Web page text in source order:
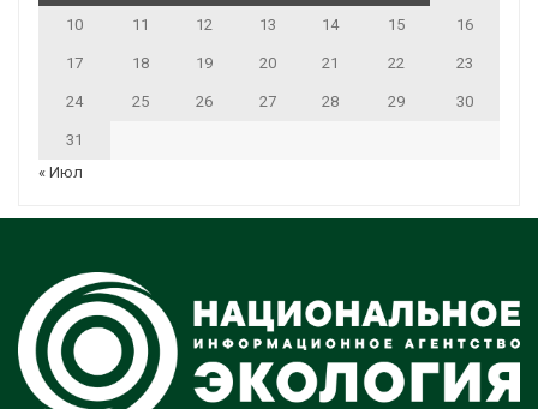
10 11 12 13 14 15 16
17 18 19 20 21 22 23
24 25 26 27 28 29 30
31
« Июл